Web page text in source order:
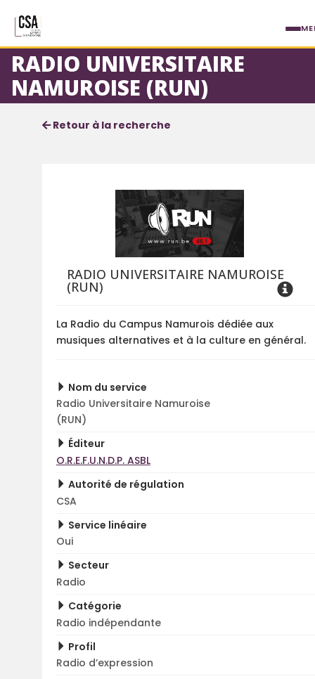
RADIO UNIVERSITAIRE
NAMUROISE (RUN)
Fiche service
Informations détaillées
Retour à la recherche
RADIO UNIVERSITAIRE NAMUROISE
(RUN)
La Radio du Campus Namurois dédiée aux
musiques alternatives et à la culture en général.
Nom du service
Radio Universitaire Namuroise
(RUN)
Éditeur
O.R.E.F.U.N.D.P. ASBL
Autorité de régulation
CSA
Service linéaire
Oui
Secteur
Radio
Catégorie
Radio indépendante
Profil
Radio d’expression